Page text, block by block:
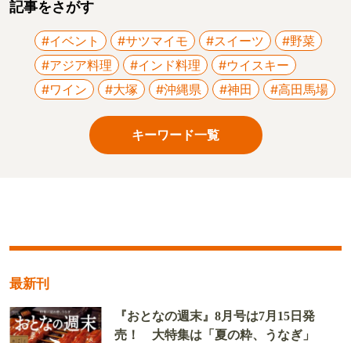
記事をさがす
#イベント #サツマイモ #スイーツ
#野菜
#アジア料理
#インド料理
#ウイスキー
#ワイン
#大塚 #沖縄県 #神田 #高田馬場
キーワード一覧
最新刊
『おとなの週末』8月号は7月15日発
売！ 大特集は「夏の粋、うなぎ」